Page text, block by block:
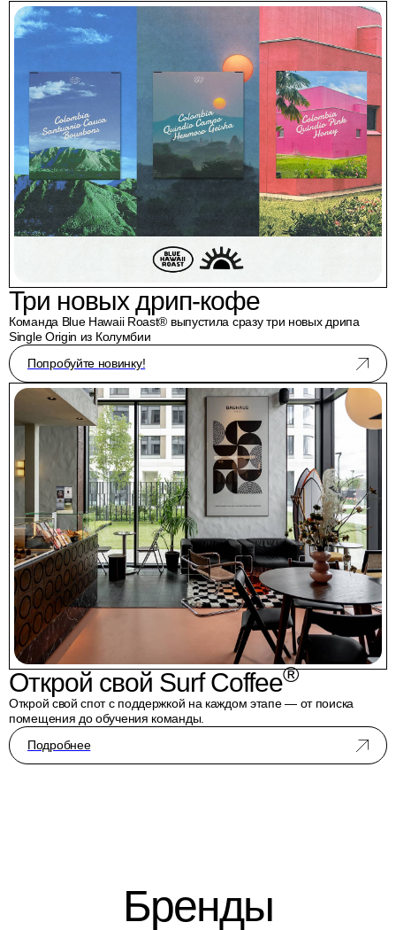
Три новых дрип-кофе
Команда Blue Hawaii Roast® выпустила сразу три новых дрипа
Single Origin из Колумбии
Попробуйте новинку!
Открой свой Surf Coffee®
Открой свой спот с поддержкой на каждом этапе — от поиска
помещения до обучения команды.
Подробнее
Бренды